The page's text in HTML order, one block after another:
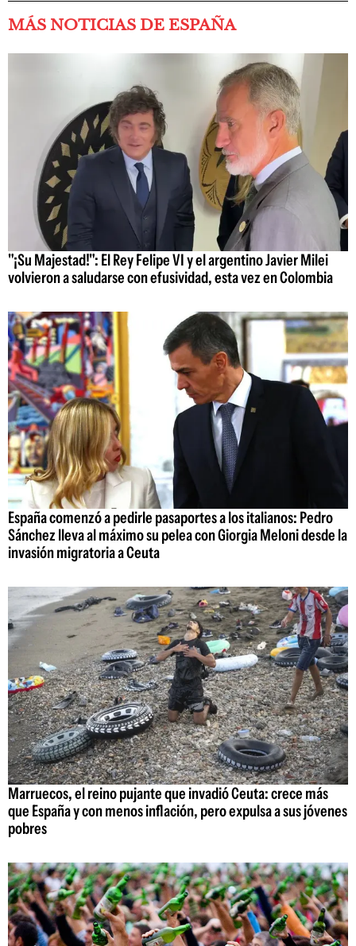
MÁS NOTICIAS DE ESPAÑA
"¡Su Majestad!": El Rey Felipe VI y el argentino Javier Milei
volvieron a saludarse con efusividad, esta vez en Colombia
España comenzó a pedirle pasaportes a los italianos: Pedro
Sánchez lleva al máximo su pelea con Giorgia Meloni desde la
invasión migratoria a Ceuta
Marruecos, el reino pujante que invadió Ceuta: crece más
que España y con menos inflación, pero expulsa a sus jóvenes
pobres